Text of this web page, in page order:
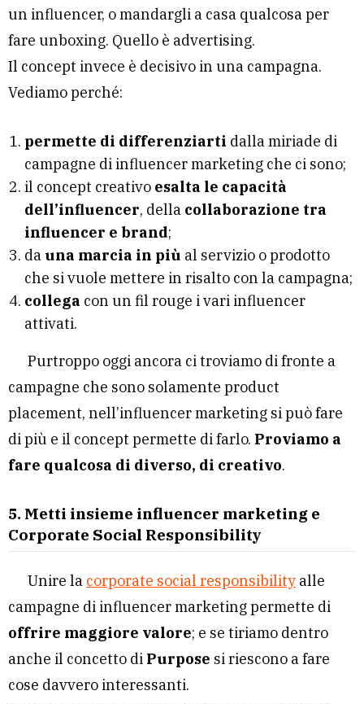
un influencer, o mandargli a casa qualcosa per
fare unboxing. Quello è advertising.
Il concept invece è decisivo in una campagna.
Vediamo perché:
permette di differenziarti dalla miriade di
campagne di influencer marketing che ci sono;
il concept creativo esalta le capacità
dell’influencer, della collaborazione tra
influencer e brand;
da una marcia in più al servizio o prodotto
che si vuole mettere in risalto con la campagna;
collega con un fil rouge i vari influencer
attivati.
Purtroppo oggi ancora ci troviamo di fronte a
campagne che sono solamente product
placement, nell’influencer marketing si può fare
di più e il concept permette di farlo. Proviamo a
fare qualcosa di diverso, di creativo.
5. Metti insieme influencer marketing e
Corporate Social Responsibility
Unire la corporate social responsibility alle
campagne di influencer marketing permette di
offrire maggiore valore; e se tiriamo dentro
anche il concetto di Purpose si riescono a fare
cose davvero interessanti.